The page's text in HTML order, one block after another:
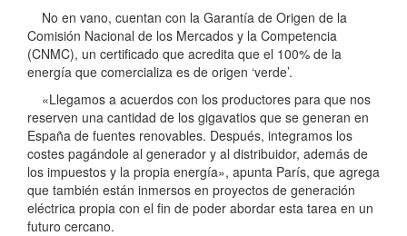
No en vano, cuentan con la Garantía de Origen de la
Comisión Nacional de los Mercados y la Competencia
(CNMC), un certificado que acredita que el 100% de la
energía que comercializa es de origen ‘verde’.
«Llegamos a acuerdos con los productores para que nos
reserven una cantidad de los gigavatios que se generan en
España de fuentes renovables. Después, integramos los
costes pagándole al generador y al distribuidor, además de
los impuestos y la propia energía», apunta París, que agrega
que también están inmersos en proyectos de generación
eléctrica propia con el fin de poder abordar esta tarea en un
futuro cercano.